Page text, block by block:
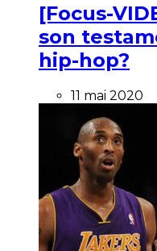
[Focus-
son
hip-hop?
11 mai 2020